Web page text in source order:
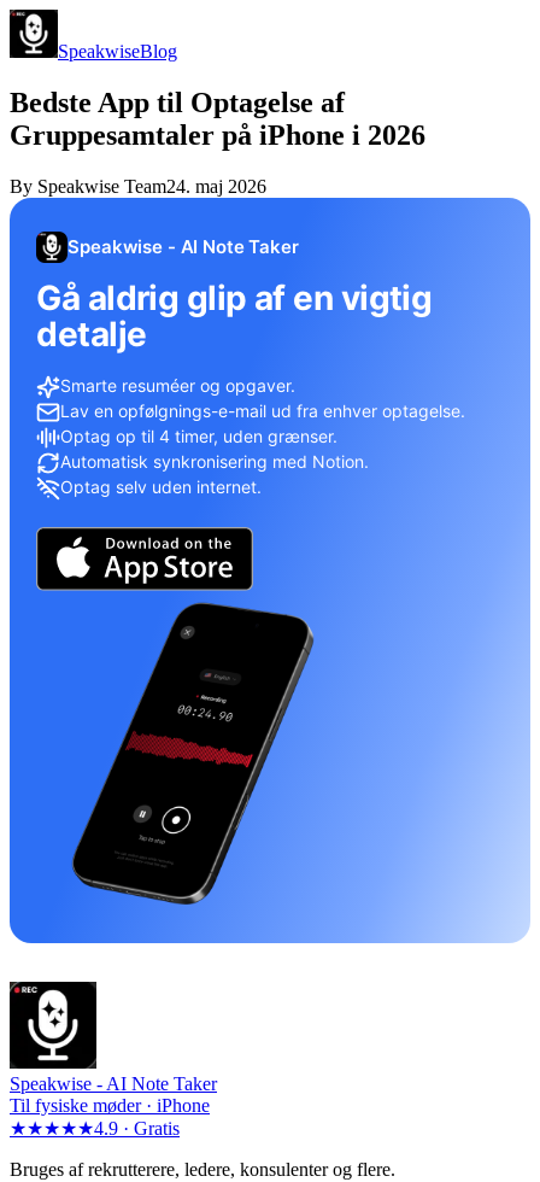
SpeakwiseBlog
Bedste App til Optagelse af
Gruppesamtaler på iPhone i 2026
By Speakwise Team24. maj 2026
Speakwise - AI Note Taker
Gå aldrig glip af en vigtig
detalje
Smarte resuméer og opgaver.
Lav en opfølgnings-e-mail ud fra enhver optagelse.
Optag op til 4 timer, uden grænser.
Automatisk synkronisering med Notion.
Optag selv uden internet.
Speakwise - AI Note Taker
Til fysiske møder · iPhone
★★★★★4.9 · Gratis
Bruges af rekrutterere, ledere, konsulenter og flere.